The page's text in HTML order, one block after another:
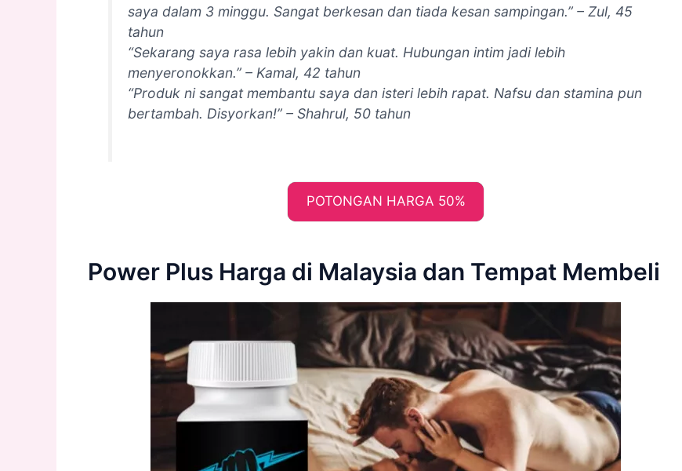
saya dalam 3 minggu. Sangat berkesan dan tiada kesan sampingan.” – Zul, 45
tahun
“Sekarang saya rasa lebih yakin dan kuat. Hubungan intim jadi lebih
menyeronokkan.” – Kamal, 42 tahun
“Produk ni sangat membantu saya dan isteri lebih rapat. Nafsu dan stamina pun
bertambah. Disyorkan!” – Shahrul, 50 tahun
POTONGAN HARGA 50%
Power Plus Harga di Malaysia dan Tempat Membeli